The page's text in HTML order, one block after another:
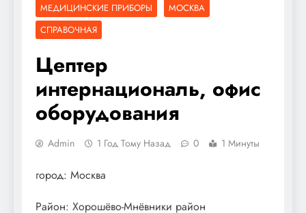
МЕДИЦИНСКИЕ ПРИБОРЫ
МОСКВА
СПРАВОЧНАЯ
Цептер
интернациональ, офис
оборудования
Admin 1 Год Тому Назад 0 1 Минуты
город: Москва
Район: Хорошёво-Мнёвники район